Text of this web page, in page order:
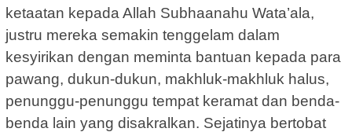
ketaatan kepada Allah Subhaanahu Wata’ala,
justru mereka semakin tenggelam dalam
kesyirikan dengan meminta bantuan kepada para
pawang, dukun-dukun, makhluk-makhluk halus,
penunggu-penunggu tempat keramat dan benda-
benda lain yang disakralkan. Sejatinya bertobat